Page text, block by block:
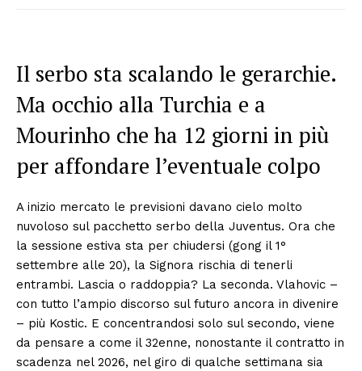
Il serbo sta scalando le gerarchie.
Ma occhio alla Turchia e a
Mourinho che ha 12 giorni in più
per affondare l’eventuale colpo
A inizio mercato le previsioni davano cielo molto
nuvoloso sul pacchetto serbo della Juventus. Ora che
la sessione estiva sta per chiudersi (gong il 1°
settembre alle 20), la Signora rischia di tenerli
entrambi. Lascia o raddoppia? La seconda. Vlahovic –
con tutto l’ampio discorso sul futuro ancora in divenire
– più Kostic. E concentrandosi solo sul secondo, viene
da pensare a come il 32enne, nonostante il contratto in
scadenza nel 2026, nel giro di qualche settimana sia